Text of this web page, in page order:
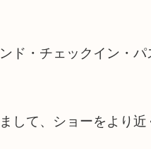
ド・チェックイン・パ
して、ショーをより近